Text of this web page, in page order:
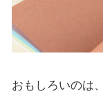
おもしろいのは